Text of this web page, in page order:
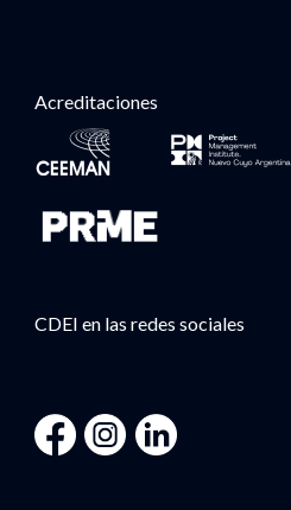
Acreditaciones
CDEI en las redes sociales